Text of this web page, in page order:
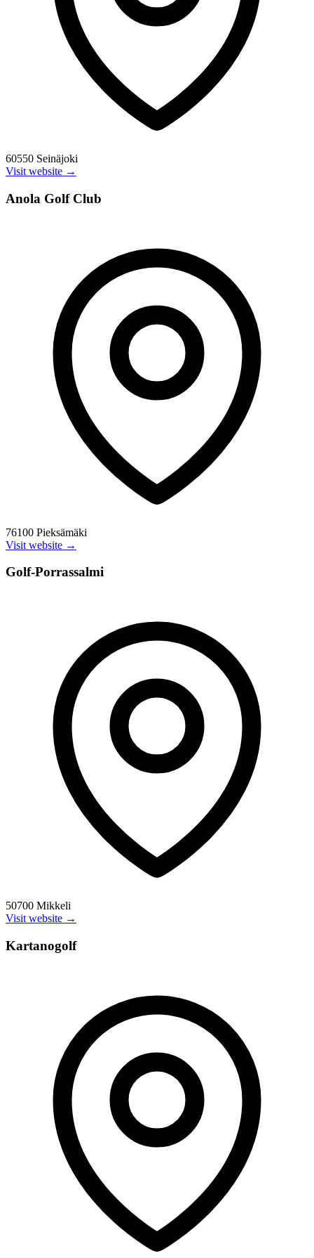
60550 Seinäjoki
Visit website →
Anola Golf Club
76100 Pieksämäki
Visit website →
Golf-Porrassalmi
50700 Mikkeli
Visit website →
Kartanogolf